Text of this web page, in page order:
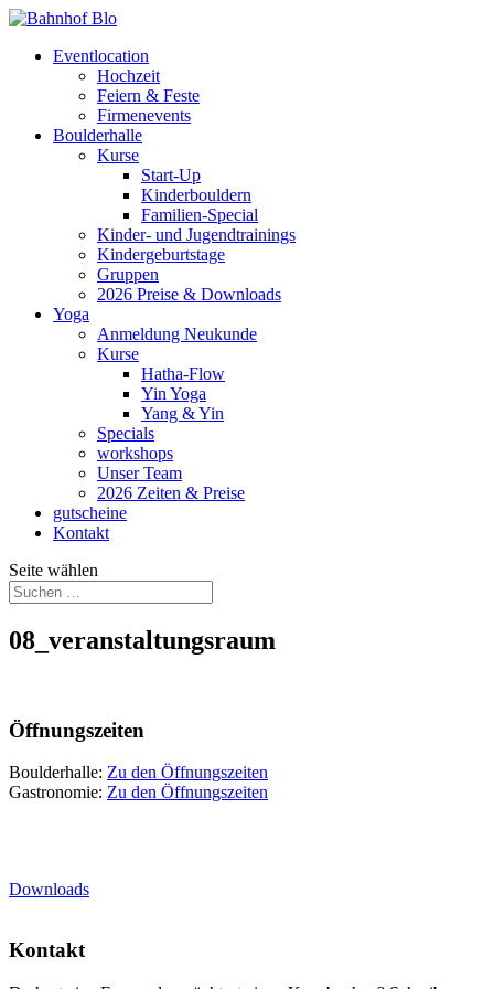
Eventlocation
Hochzeit
Feiern & Feste
Firmenevents
Boulderhalle
Kurse
Start-Up
Kinderbouldern
Familien-Special
Kinder- und Jugendtrainings
Kindergeburtstage
Gruppen
2026 Preise & Downloads
Yoga
Anmeldung Neukunde
Kurse
Hatha-Flow
Yin Yoga
Yang & Yin
Specials
workshops
Unser Team
2026 Zeiten & Preise
gutscheine
Kontakt
Seite wählen
08_veranstaltungsraum
Öffnungszeiten
Boulderhalle: Zu den Öffnungszeiten
Gastronomie: Zu den Öffnungszeiten
Downloads
Kontakt